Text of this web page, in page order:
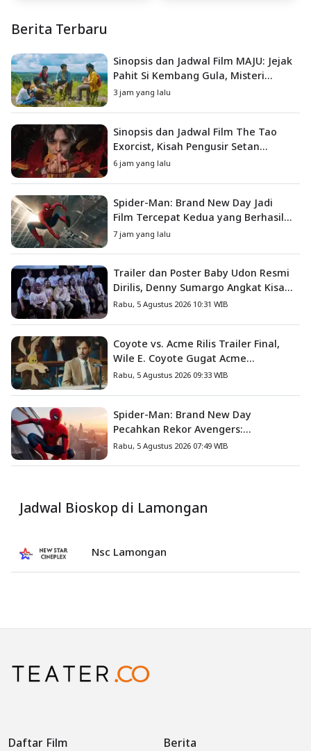
Berita Terbaru
Sinopsis dan Jadwal Film MAJU: Jejak
Pahit Si Kembang Gula, Misteri
Hilangnya Bagas di Lokasi Jambore
3 jam yang lalu
Sinopsis dan Jadwal Film The Tao
Exorcist, Kisah Pengusir Setan
Melawan Kutukan Mematikan
6 jam yang lalu
Spider-Man: Brand New Day Jadi
Film Tercepat Kedua yang Berhasil
Tembus US$1 Miliar
7 jam yang lalu
Trailer dan Poster Baby Udon Resmi
Dirilis, Denny Sumargo Angkat Kisah
Nyata Fanny Kondoh
Rabu, 5 Agustus 2026 10:31 WIB
Coyote vs. Acme Rilis Trailer Final,
Wile E. Coyote Gugat Acme
Corporation ke Pengadilan
Rabu, 5 Agustus 2026 09:33 WIB
Spider-Man: Brand New Day
Pecahkan Rekor Avengers:
Endgame, Cetak Debut Box Office
Rabu, 5 Agustus 2026 07:49 WIB
Jadwal Bioskop di Lamongan
Nsc Lamongan
Daftar Film Berita